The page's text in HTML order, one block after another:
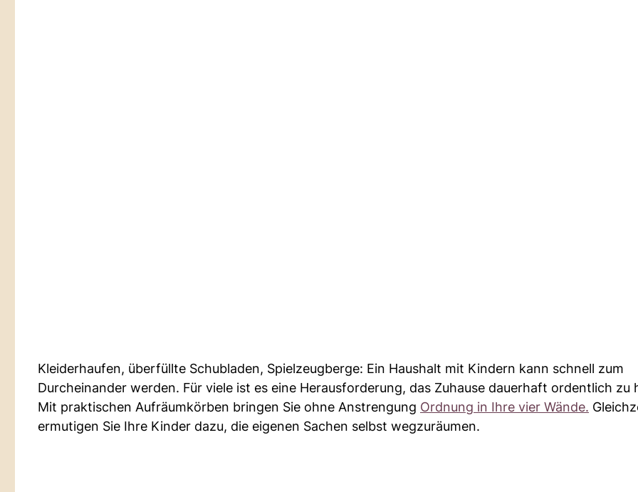
Kleiderhaufen, überfüllte Schubladen, Spielzeugberge: Ein Haushalt mit Kindern kann schnell zum
Durcheinander werden. Für viele ist es eine Herausforderung, das Zuhause dauerhaft ordentlich zu
Mit praktischen Aufräumkörben bringen Sie ohne Anstrengung Ordnung in Ihre vier Wände.
ermutigen Sie Ihre Kinder dazu, die eigenen Sachen selbst wegzuräumen.